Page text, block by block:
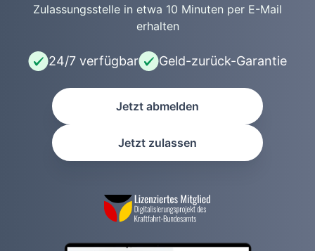
Zulassungsstelle in etwa 10 Minuten per E-Mail
erhalten
24/7 verfügbar Geld-zurück-Garantie
Jetzt abmelden
Jetzt zulassen